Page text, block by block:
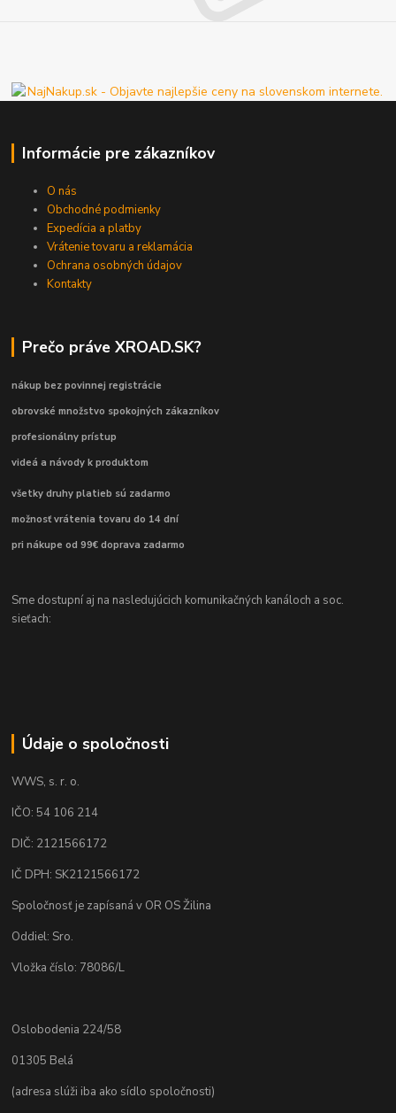
Informácie pre zákazníkov
O nás
Obchodné podmienky
Expedícia a platby
Vrátenie tovaru a reklamácia
Ochrana osobných údajov
Kontakty
Prečo práve XROAD.SK?
nákup bez povinnej registrácie
obrovské množstvo spokojných zákazníkov
profesionálny prístup
videá a návody k produktom
všetky druhy platieb sú zadarmo
možnosť vrátenia tovaru do 14 dní
pri nákupe od 99€ doprava zadarmo
Sme dostupní aj na nasledujúcich komunikačných kanáloch a soc.
sieťach:
Údaje o spoločnosti
WWS, s. r. o.
IČO: 54 106 214
DIČ: 2121566172
IČ DPH: SK2121566172
Spoločnosť je zapísaná v OR OS Žilina
Oddiel: Sro.
Vložka číslo: 78086/L
Oslobodenia 224/58
01305 Belá
(adresa slúži iba ako sídlo spoločnosti)